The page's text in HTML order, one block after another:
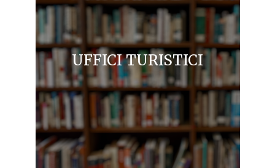
UFFICI TURISTICI